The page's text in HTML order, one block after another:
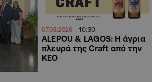
07.08.2026 10:30
ALEPOU & LAGOS: Η άγρια
πλευρά της Craft από την
ΚΕΟ